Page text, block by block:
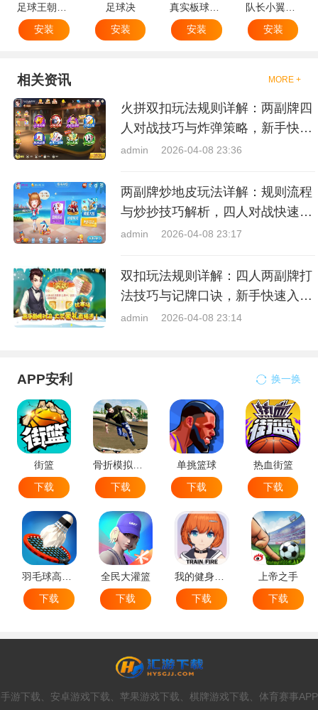
安装
足球决
安装
真实板球：棒球游戏
安装
安装
相关资讯 MORE +
火拼双扣玩法规则详解：两副牌四
人对战技巧与炸弹策略，新手快速
上手指南
admin 2026-04-08 23:36
两副牌炒地皮玩法详解：规则流程
与炒抄技巧解析，四人对战快速入
门指南
admin 2026-04-08 23:17
双扣玩法规则详解：四人两副牌打
法技巧与记牌口诀，新手快速入门
指南
admin 2026-04-08 23:14
APP安利 换一换
街篮
下载
骨折模拟器-极限滑板模拟器
下载
单挑篮球
下载
热血街篮
下载
羽毛球高高手
下载
全民大灌篮
下载
我的健身教练2
下载
上帝之手
下载
手游下载、安卓游戏下载、苹果游戏下载、棋牌游戏下载、体育赛事APP